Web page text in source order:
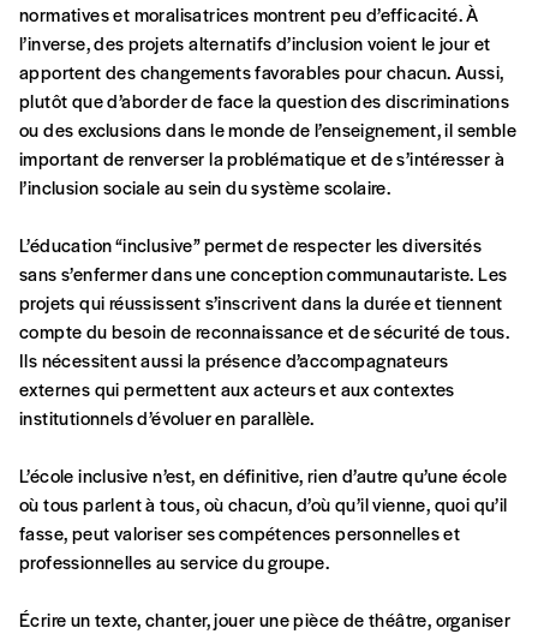
Se connecter
CONNEXION
Mot de passe oublié?
Créer un
compte
Formulaire de
commande
A partir de 2021,Imag, le magazine de
Le prix libre est un mode de fixation du prix
par l’acheteur d’un bien ou d’un service, qui
peut être une manière pour lui de payer le prix
qu’il estime juste. Dans l’objectif de rendre nos
activités et publications accessibles, et
d’affirmer notre attachement aux valeurs de
solidarité, nous vous proposons d’estimer
Cette valeur peut donc être inférieure, égale
ou supérieure au prix indicatif. De cette
manière, vous soutenez le travail de l’équipe
de rédaction selon vos moyens et vos
normatives et moralisatrices montrent peu d’efficacité. À
l’inverse, des projets alternatifs d’inclusion voient le jour et
apportent des changements favorables pour chacun. Aussi,
plutôt que d’aborder de face la question des discriminations
ou des exclusions dans le monde de l’enseignement, il semble
important de renverser la problématique et de s’intéresser à
l’inclusion sociale au sein du système scolaire.
L’éducation “inclusive” permet de respecter les diversités
sans s’enfermer dans une conception communautariste. Les
projets qui réussissent s’inscrivent dans la durée et tiennent
compte du besoin de reconnaissance et de sécurité de tous.
Ils nécessitent aussi la présence d’accompagnateurs
externes qui permettent aux acteurs et aux contextes
institutionnels d’évoluer en parallèle.
L’école inclusive n’est, en définitive, rien d’autre qu’une école
où tous parlent à tous, où chacun, d’où qu’il vienne, quoi qu’il
fasse, peut valoriser ses compétences personnelles et
professionnelles au service du groupe.
Écrire un texte, chanter, jouer une pièce de théâtre, organiser